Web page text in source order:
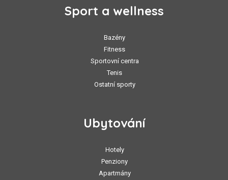
Sport a wellness
Bazény
Fitness
Sportovní centra
Tenis
Ostatní sporty
Ubytování
Hotely
Penziony
Apartmány